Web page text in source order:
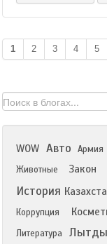
1 2 3 4 5
WOW Авто Армия
Животные
Закон
История
Коррупция
Литература